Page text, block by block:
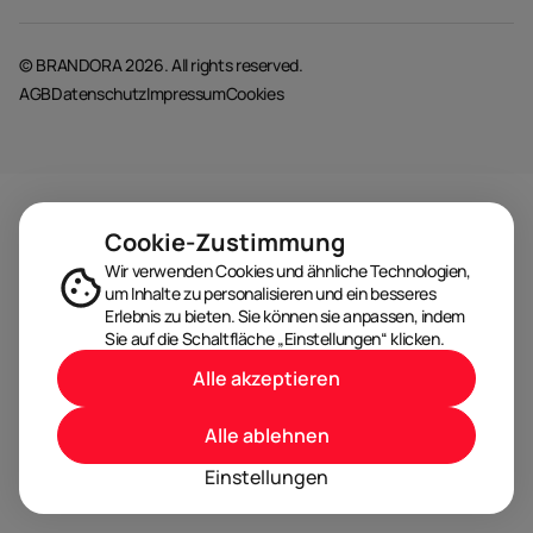
© BRANDORA 2026. All rights reserved.
AGBDatenschutzImpressumCookies
Cookie-Zustimmung
Wir verwenden Cookies und ähnliche Technologien,
um Inhalte zu personalisieren und ein besseres
Erlebnis zu bieten. Sie können sie anpassen, indem
Sie auf die Schaltfläche „Einstellungen“ klicken.
Einstellungen
Alle ablehnen
Alle akzeptieren